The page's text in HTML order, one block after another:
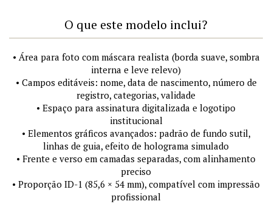
O que este modelo inclui?
• Área para foto com máscara realista (borda suave, sombra
interna e leve relevo)
• Campos editáveis: nome, data de nascimento, número de
registro, categorias, validade
• Espaço para assinatura digitalizada e logotipo
institucional
• Elementos gráficos avançados: padrão de fundo sutil,
linhas de guia, efeito de holograma simulado
• Frente e verso em camadas separadas, com alinhamento
preciso
• Proporção ID-1 (85,6 × 54 mm), compatível com impressão
profissional